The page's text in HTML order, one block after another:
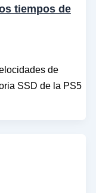
tiempos de
de
SSD de la PS5